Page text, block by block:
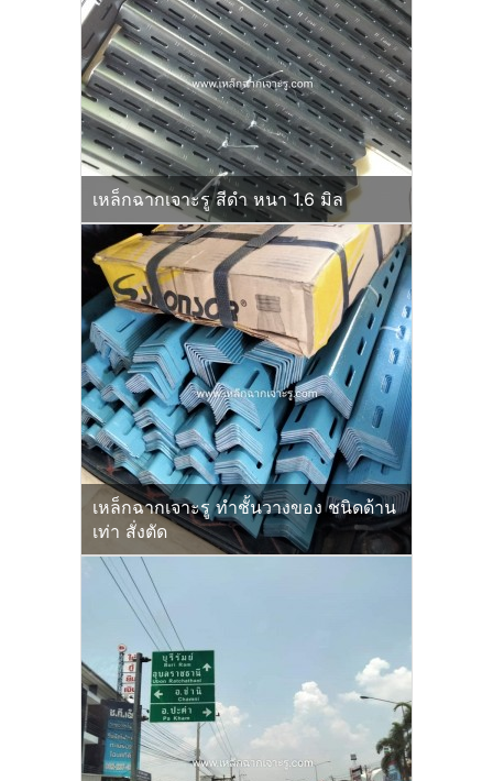
เหล็กฉากเจาะรู สีดำ หนา 1.6 มิล
เหล็กฉากเจาะรู ทำชั้นวางของ ชนิดด้าน
เท่า สั่งตัด